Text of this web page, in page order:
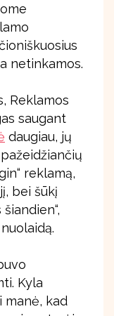
netinkamos.
Reklamos
saugant
daugiau, jų
reklamą,
bei šūkį
Kyla
manė, kad